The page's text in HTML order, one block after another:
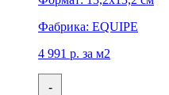
Фабрика: EQUIPE
4 991 р. за м2
-